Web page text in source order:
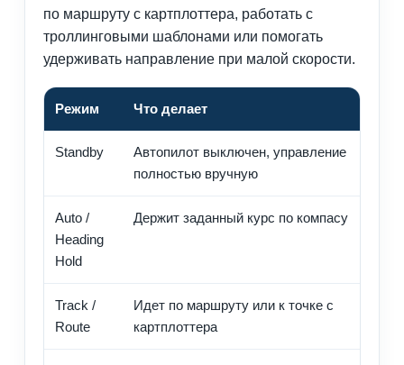
по маршруту с картплоттера, работать с
троллинговыми шаблонами или помогать
удерживать направление при малой скорости.
Режим Что делает
Standby
Автопилот выключен, управление
полностью вручную
Auto /
Heading
Hold
Держит заданный курс по компасу
Track /
Route
Идет по маршруту или к точке с
картплоттера